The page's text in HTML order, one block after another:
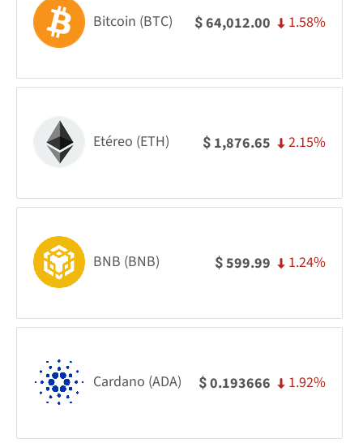
Bitcoin (BTC) $64,012.00 1.58%
Etéreo (ETH) $ 1,876.65 2.15%
BNB (BNB) $599.99 1.24%
Cardano (ADA) $0.193666 1.92%